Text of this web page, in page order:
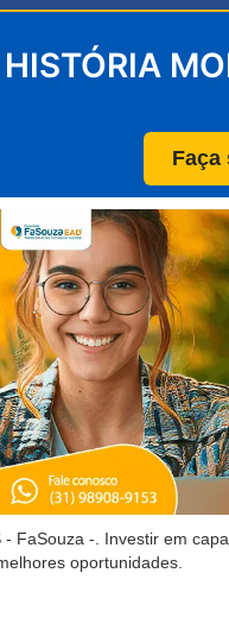
HISTÓRIA
Faça
FaSouza -. Investir em
oportunidades.